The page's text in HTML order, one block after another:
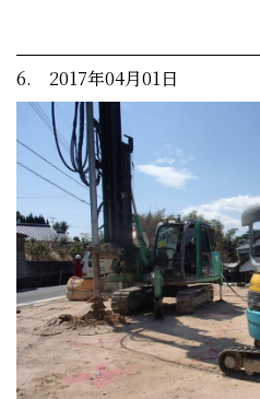
6. 2017年04月01日